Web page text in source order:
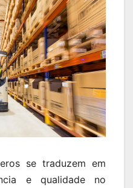
se traduzem em
e qualidade no